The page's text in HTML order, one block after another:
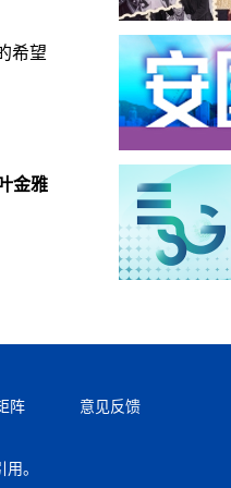
希望
金雅
阵 意见反馈
。